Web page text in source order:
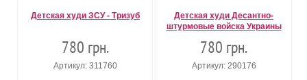
Детская худи ЗСУ - Тризуб
780 грн.
Артикул: 311760
Детская худи Десантно-
штурмовые войска Украины
780 грн.
Артикул: 290176